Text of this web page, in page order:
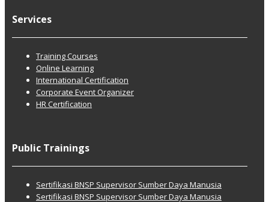
Services
Training Courses
Online Learning
International Certification
Corporate Event Organizer
HR Certification
Public Trainings
Sertifikasi BNSP Supervisor Sumber Daya Manusia
Sertifikasi BNSP Supervisor Sumber Daya Manusia